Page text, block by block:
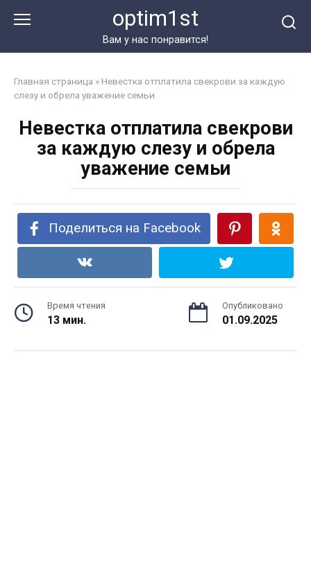
optim1st
Вам у нас понравится!
Главная страница » Невестка отплатила свекрови за каждую
слезу и обрела уважение семьи
Невестка отплатила свекрови
за каждую слезу и обрела
уважение семьи
Поделиться на Facebook
Время чтения
13 мин.
Опубликовано
01.09.2025